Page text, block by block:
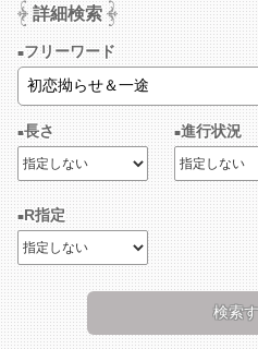
詳細検索
フリーワード
長さ 進行状況
R指定